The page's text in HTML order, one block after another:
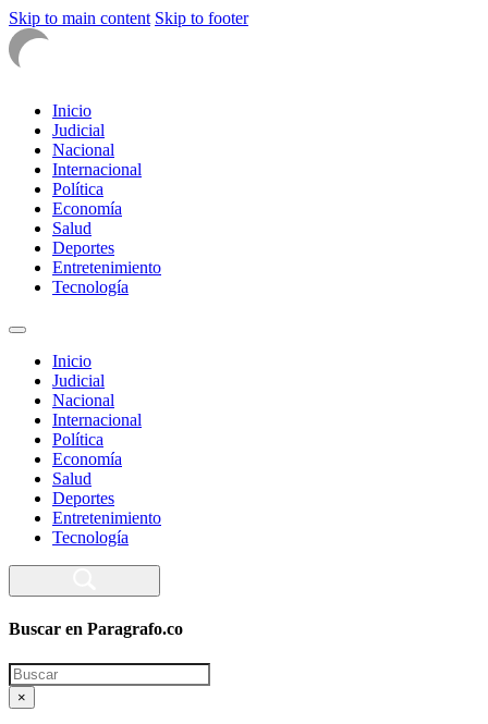
Skip to main content Skip to footer
Inicio
Judicial
Nacional
Internacional
Política
Economía
Salud
Deportes
Entretenimiento
Tecnología
Inicio
Judicial
Nacional
Internacional
Política
Economía
Salud
Deportes
Entretenimiento
Tecnología
Buscar en Paragrafo.co
Search
×